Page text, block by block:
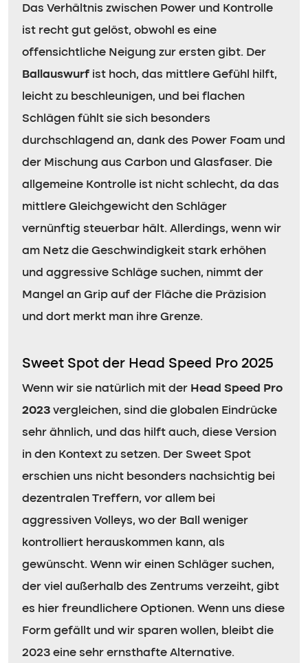
Das Verhältnis zwischen Power und Kontrolle
ist recht gut gelöst, obwohl es eine
offensichtliche Neigung zur ersten gibt. Der
Ballauswurf ist hoch, das mittlere Gefühl hilft,
leicht zu beschleunigen, und bei flachen
Schlägen fühlt sie sich besonders
durchschlagend an, dank des Power Foam und
der Mischung aus Carbon und Glasfaser. Die
allgemeine Kontrolle ist nicht schlecht, da das
mittlere Gleichgewicht den Schläger
vernünftig steuerbar hält. Allerdings, wenn wir
am Netz die Geschwindigkeit stark erhöhen
und aggressive Schläge suchen, nimmt der
Mangel an Grip auf der Fläche die Präzision
und dort merkt man ihre Grenze.
Sweet Spot der Head Speed Pro 2025
Wenn wir sie natürlich mit der Head Speed Pro
2023 vergleichen, sind die globalen Eindrücke
sehr ähnlich, und das hilft auch, diese Version
in den Kontext zu setzen. Der Sweet Spot
erschien uns nicht besonders nachsichtig bei
dezentralen Treffern, vor allem bei
aggressiven Volleys, wo der Ball weniger
kontrolliert herauskommen kann, als
gewünscht. Wenn wir einen Schläger suchen,
der viel außerhalb des Zentrums verzeiht, gibt
es hier freundlichere Optionen. Wenn uns diese
Form gefällt und wir sparen wollen, bleibt die
2023 eine sehr ernsthafte Alternative.